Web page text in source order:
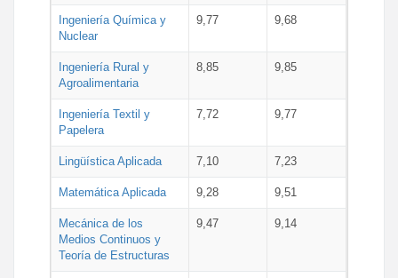
Ingeniería Química y
Nuclear
9,77 9,68
Ingeniería Rural y
Agroalimentaria
8,85 9,85
Ingeniería Textil y
Papelera
7,72 9,77
Lingüística Aplicada 7,10 7,23
Matemática Aplicada 9,28 9,51
Mecánica de los
Medios Continuos y
Teoría de Estructuras
9,47 9,14